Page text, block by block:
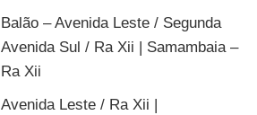
Balão – Avenida Leste / Segunda
Avenida Sul / Ra Xii | Samambaia –
Ra Xii
Avenida Leste / Ra Xii |